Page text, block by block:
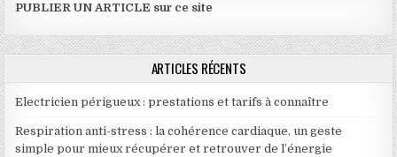
PUBLIER UN ARTICLE sur ce site
ARTICLES RÉCENTS
Electricien périgueux : prestations et tarifs à connaître
Respiration anti-stress : la cohérence cardiaque, un geste
simple pour mieux récupérer et retrouver de l’énergie